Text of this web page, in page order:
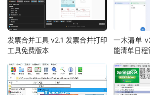
发票合并工具 v2.1 发票合并打印
工具免费版本
一木清单
能清单日